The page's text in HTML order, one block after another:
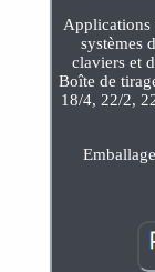
Applications
systèmes
claviers et
Boîte de
18/4, 22/2,